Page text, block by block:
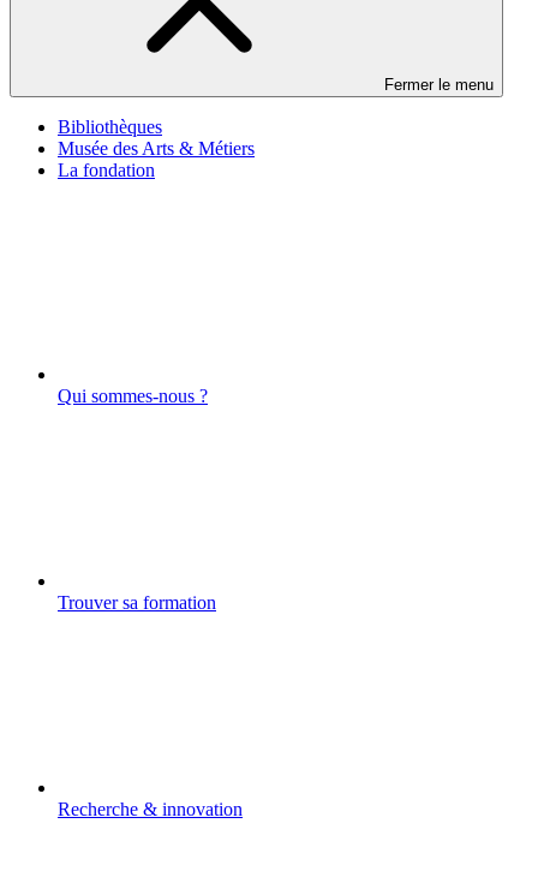
Fermer le menu
Bibliothèques
Musée des Arts & Métiers
La fondation
Qui sommes-nous ?
Trouver sa formation
Recherche & innovation